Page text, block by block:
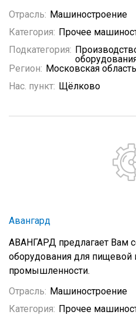
Отрасль: Машиностроение
Категория: Прочее
Подкатегория:
Регион: Московская область
Нас. пункт: Щёлково
Авангард
АВАНГАРД предлагает Вам
оборудования для
промышленности.
Отрасль: Машиностроение
Категория: Прочее